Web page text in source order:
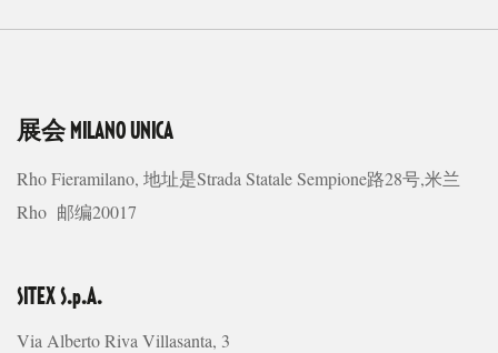
展会 MILANO UNICA
Rho Fieramilano, 地址是Strada Statale Sempione路28号,米兰
Rho 邮编20017
SITEX S.p.A.
Via Alberto Riva Villasanta, 3